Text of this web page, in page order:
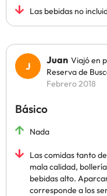
Las bebidas no
Juan Viajó en
Reserva de
Febrero 2018
Básico
Nada
Las comidas tanto
mala calidad,
bebidas alto.
corresponde a los